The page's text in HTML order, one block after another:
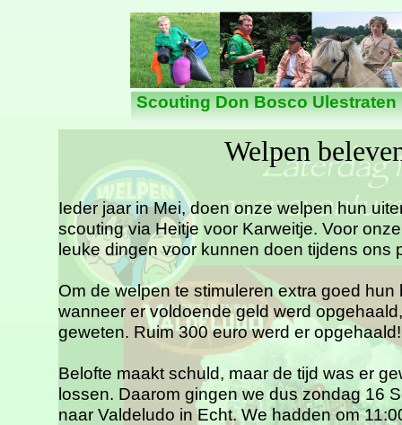
Nieuws
Scouting Don Bosco Ulestraten
Ieder jaar in Mei, doen onze welpen hun
scouting via Heitje voor Karweitje. Voor
leuke dingen voor kunnen doen tijdens ons
Om de welpen te stimuleren extra goed
wanneer er voldoende geld werd
geweten. Ruim 300 euro werd er opgehaald!
Belofte maakt schuld, maar de tijd was er
lossen. Daarom gingen we dus zondag 16
naar Valdeludo in Echt. We hadden om
Welpen